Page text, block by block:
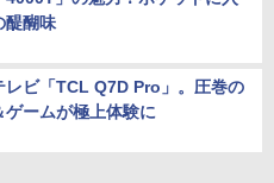
醍醐味
レビ「TCL Q7D Pro」。圧巻の
ームが極上体験に